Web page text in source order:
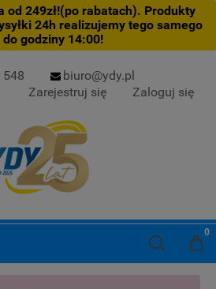
od 249zł!(po rabatach). Produkty
24h realizujemy tego samego
do godziny 14:00!
548
biuro@ydy.pl
Zarejestruj się
Zaloguj się